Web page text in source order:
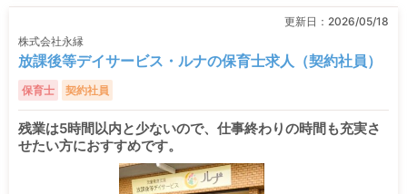
更新日： 2026/05/18
株式会社永縁
放課後等デイサービス・ルナの保育士求人（契約社員）
保育士 契約社員
残業は5時間以内と少ないので、仕事終わりの時間も充実さ
せたい方におすすめです。